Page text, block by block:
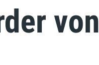
von